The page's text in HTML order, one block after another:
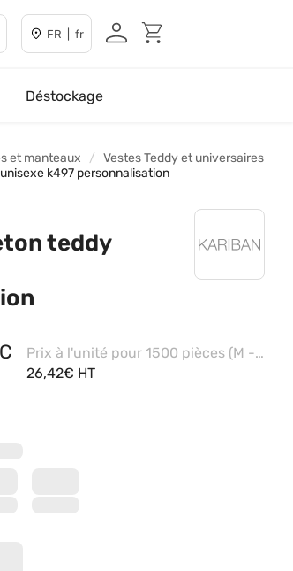
FR | fr
Déstockage
et manteaux
Vestes Teddy et universaires
k497 personnalisation
teddy
Prix à l'unité pour 1500 pièces (M - Navy/white, Impression coeur)
26,42€ HT